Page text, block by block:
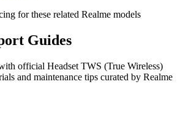
for these related Realme models
Guides
official Headset TWS (True Wireless)
and maintenance tips curated by Realme